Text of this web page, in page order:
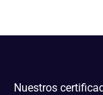
Nuestros